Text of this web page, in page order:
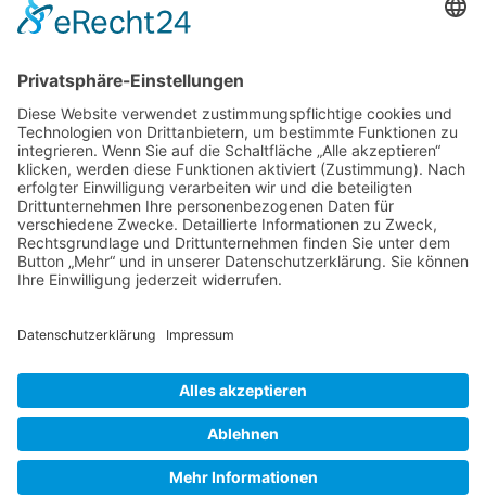
Name *
E-Mail-Adresse
Website
Name, E-Mail-Adresse und Website in diesem Browser für
meinen nächsten Kommentar speichern.
Abzocke und Betrugsmaschen der Scharlatane, pseudo-spirituellen
Lehrer und Coaches erkennen und vermeiden!
Blog
Glossar
Datenschutz
support@hajomichels.de